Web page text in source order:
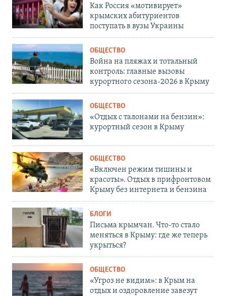
Как Россия «мотивирует»
крымских абитуриентов
поступать в вузы Украины
ОБЩЕСТВО
Война на пляжах и тотальный
контроль: главные вызовы
курортного сезона-2026 в Крыму
ОБЩЕСТВО
«Отдых с талонами на бензин»:
курортный сезон в Крыму
ОБЩЕСТВО
«Включен режим тишины и
красоты». Отдых в прифронтовом
Крыму без интернета и бензина
БЛОГИ
Письма крымчан. Что-то стало
меняться в Крыму: где же теперь
укрыться?
ОБЩЕСТВО
«Угроз не видим»: в Крым на
отдых и оздоровление завезут